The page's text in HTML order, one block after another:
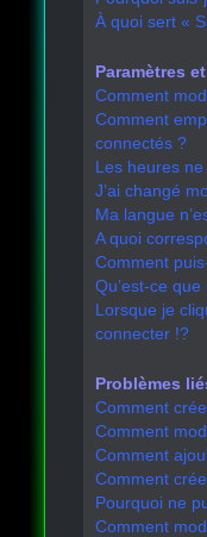
À quoi sert «
Paramètres
Comment
Comment
connectés ?
Les heures
J’ai changé
Ma langue
A quoi
Comment
Qu’est-ce
Lorsque je
connecter !?
Problèmes
Comment
Comment
Comment
Comment
Pourquoi ne
Comment